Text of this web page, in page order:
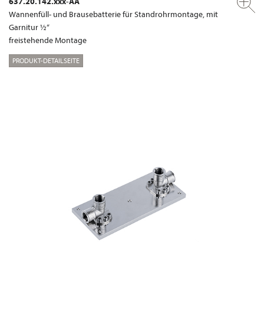
Wannenfüll- und Brausebatterie für Standrohrmontage, mit
Garnitur ½“
freistehende Montage
PRODUKT-DETAILSEITE